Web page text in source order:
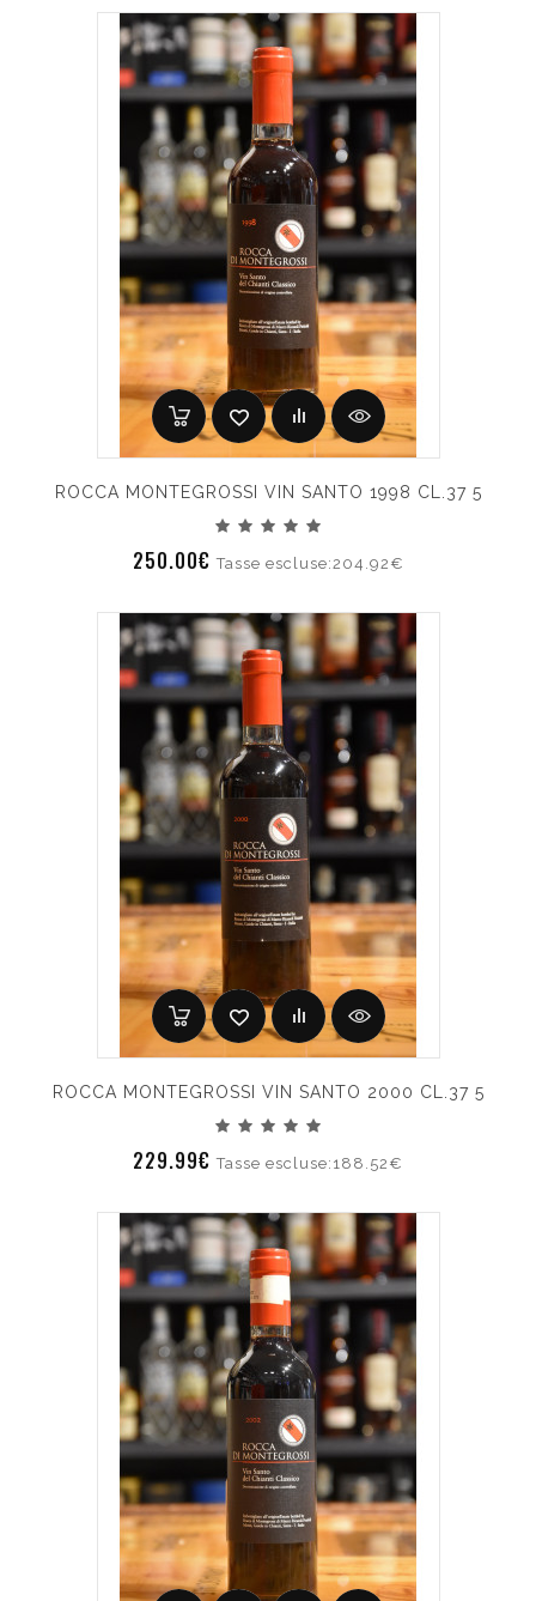
ROCCA MONTEGROSSI VIN SANTO 1998 CL.37 5
250.00€Tasse escluse:204.92€
ROCCA MONTEGROSSI VIN SANTO 2000 CL.37 5
229.99€Tasse escluse:188.52€